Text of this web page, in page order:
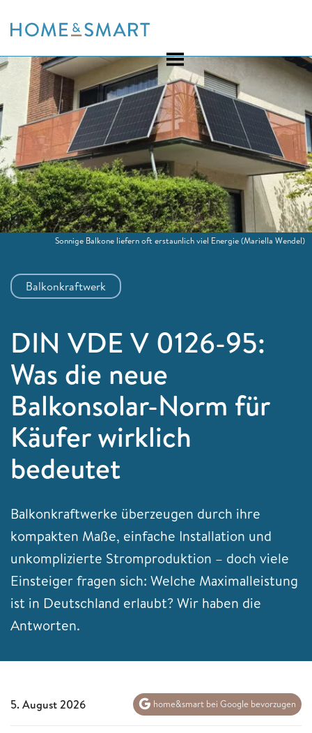
to
Balkonkraftwerk
DIN VDE V 0126-95:
Was die neue
Balkonsolar-Norm für
Käufer wirklich
bedeutet
Balkonkraftwerke überzeugen durch ihre
kompakten Maße, einfache Installation und
unkomplizierte Stromproduktion – doch viele
Einsteiger fragen sich: Welche Maximalleistung
ist in Deutschland erlaubt? Wir haben die
Antworten.
Sonnige Balkone liefern oft erstaunlich viel Energie(Mariella Wendel)
5. August 2026 home&smart bei Google bevorzugen